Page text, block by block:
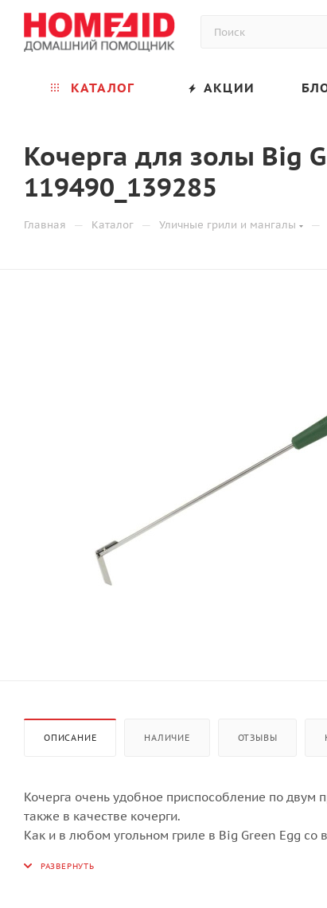
КАТАЛОГ АКЦИИ
Кочерга для золы Big
119490_139285
Главная — Каталог — Уличные грили и мангалы —
ОПИСАНИЕ НАЛИЧИЕ ОТЗЫВЫ
Кочерга очень удобное приспособление по двум
также в качестве кочерги.
Как и в любом угольном гриле в Big Green Egg со
нижней заслонки мы предлагаем вам приобрести